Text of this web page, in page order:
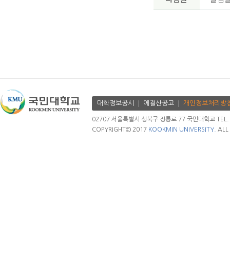
대학정보공시 에결산공고 개인정보처리방
02707 서울특별시 성북구 정릉로 77 국민대학교
COPYRIGHT© 2017 KOOKMIN UNIVERSITY. ALL